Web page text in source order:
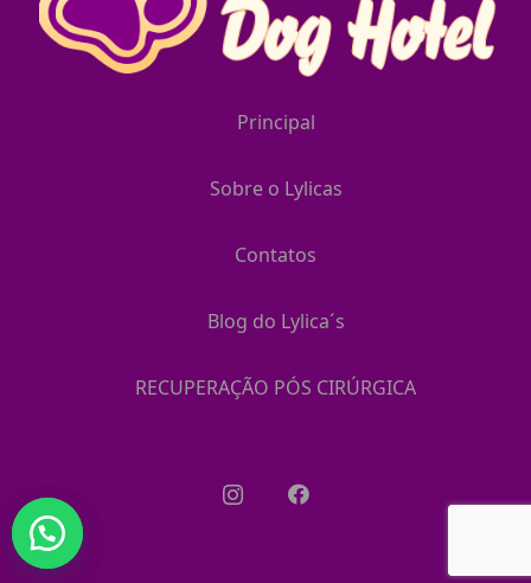
Principal
Sobre o Lylicas
Contatos
Blog do Lylica´s
RECUPERAÇÃO PÓS CIRÚRGICA